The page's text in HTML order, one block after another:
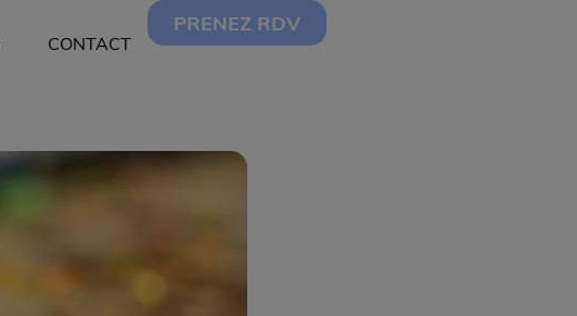
CONTACT
PRENEZ RDV